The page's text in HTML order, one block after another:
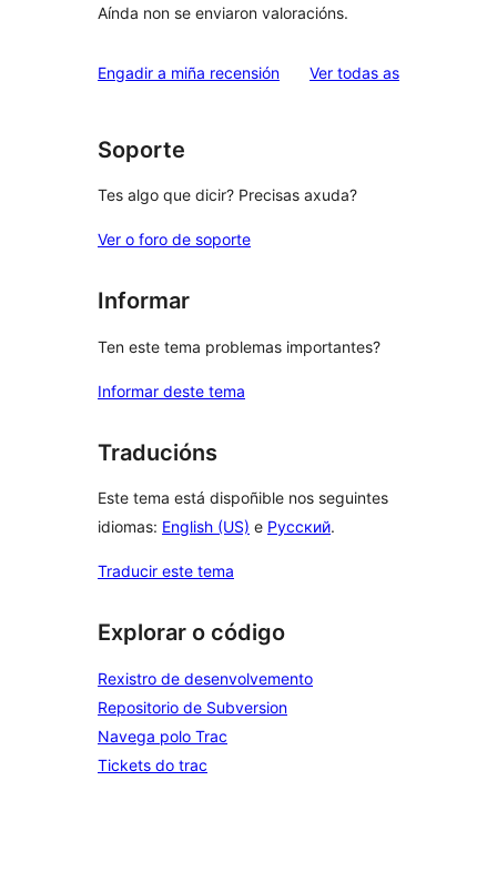
Aínda non se enviaron valoracións.
Engadir a miña recensión Ver todas asvaloracións
Soporte
Tes algo que dicir? Precisas axuda?
Ver o foro de soporte
Informar
Ten este tema problemas importantes?
Informar deste tema
Traducións
Este tema está dispoñible nos seguintes
idiomas: English (US) e Русский.
Traducir este tema
Explorar o código
Rexistro de desenvolvemento
Repositorio de Subversion
Navega polo Trac
Tickets do trac